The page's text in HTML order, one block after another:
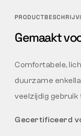
Gemaakt
Comfortabele,
duurzame
veelzijdig gebruik
Gecertificeerd